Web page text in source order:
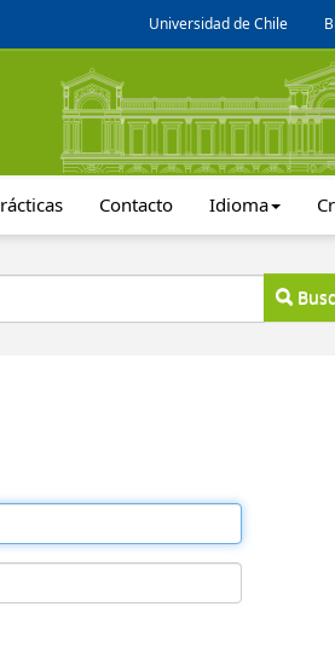
Universidad de Chile
Contacto Idioma